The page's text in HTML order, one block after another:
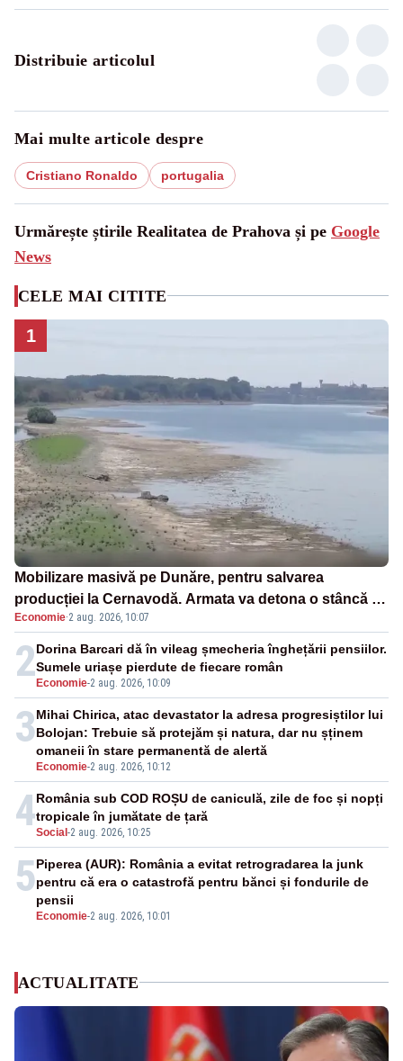
Distribuie articolul
Mai multe articole despre
Cristiano Ronaldo portugalia
Urmărește știrile Realitatea de Prahova și pe Google
News
CELE MAI CITITE
1
Mobilizare masivă pe Dunăre, pentru salvarea
producției la Cernavodă. Armata va detona o stâncă și
va devia apa fluviului - IMAGINI AERIENE
Economie·2 aug. 2026, 10:07
2 Economie-2 aug. 2026, 10:09
Dorina Barcari dă în vileag șmecheria înghețării pensiilor.
Sumele uriașe pierdute de fiecare român
3
Economie-2 aug. 2026, 10:12
Mihai Chirica, atac devastator la adresa progresiștilor lui
Bolojan: Trebuie să protejăm și natura, dar nu șținem
omaneii în stare permanentă de alertă
4Social -2 aug. 2026, 10:25
România sub COD ROȘU de caniculă, zile de foc și nopți
tropicale în jumătate de țară
5
Economie-2 aug. 2026, 10:01
Piperea (AUR): România a evitat retrogradarea la junk
pentru că era o catastrofă pentru bănci și fondurile de
pensii
ACTUALITATE